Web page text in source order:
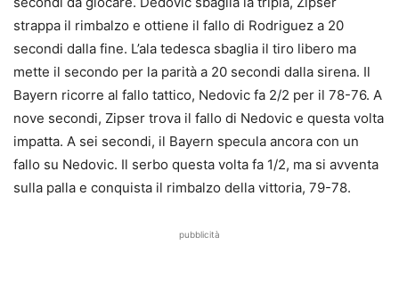
strappa il rimbalzo e ottiene il fallo di Rodriguez a 20
secondi dalla fine. L’ala tedesca sbaglia il tiro libero ma
mette il secondo per la parità a 20 secondi dalla sirena. Il
Bayern ricorre al fallo tattico, Nedovic fa 2/2 per il 78-76. A
nove secondi, Zipser trova il fallo di Nedovic e questa volta
impatta. A sei secondi, il Bayern specula ancora con un
fallo su Nedovic. Il serbo questa volta fa 1/2, ma si avventa
sulla palla e conquista il rimbalzo della vittoria, 79-78.
pubblicità